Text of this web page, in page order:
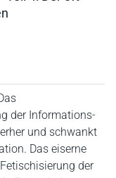
der Informations-
und schwankt
Das eiserne
der